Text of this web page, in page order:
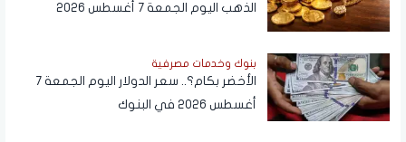
الذهب اليوم الجمعة 7 أغسطس 2026
بنوك وخدمات مصرفية
الأخضر بكام؟.. سعر الدولار اليوم الجمعة 7
أغسطس 2026 في البنوك